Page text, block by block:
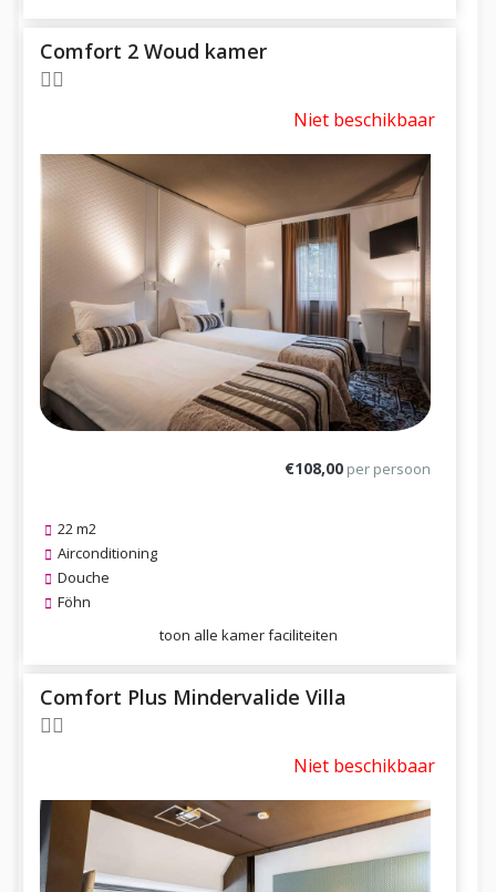
Comfort 2 Woud kamer
Niet beschikbaar
€108,00 per persoon
22 m2
Airconditioning
Douche
Föhn
toon alle kamer faciliteiten
Comfort Plus Mindervalide Villa
Niet beschikbaar